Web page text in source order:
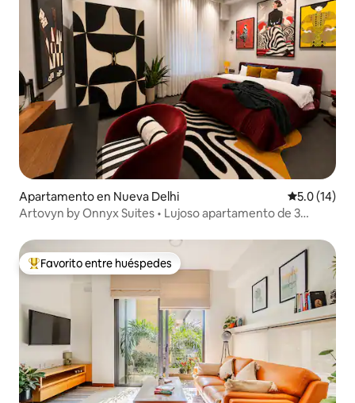
Apartamento en Nueva Delhi Calificación
5.0 (14)
Artovyn by Onnyx Suites • Lujoso apartamento de 3
Favorito entre huéspedes preferido
Favorito entre huéspedes